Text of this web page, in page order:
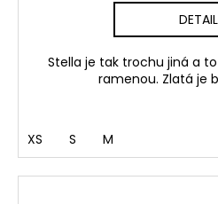
DETAIL
Stella je tak trochu jiná a
ramenou. Zlatá je
XS S M